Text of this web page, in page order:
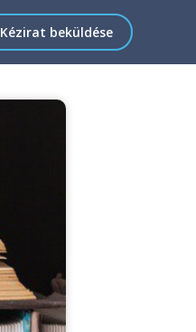
Kézirat beküldése